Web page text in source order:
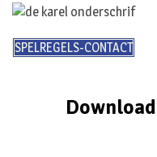
SPELREGELS-CONTACT